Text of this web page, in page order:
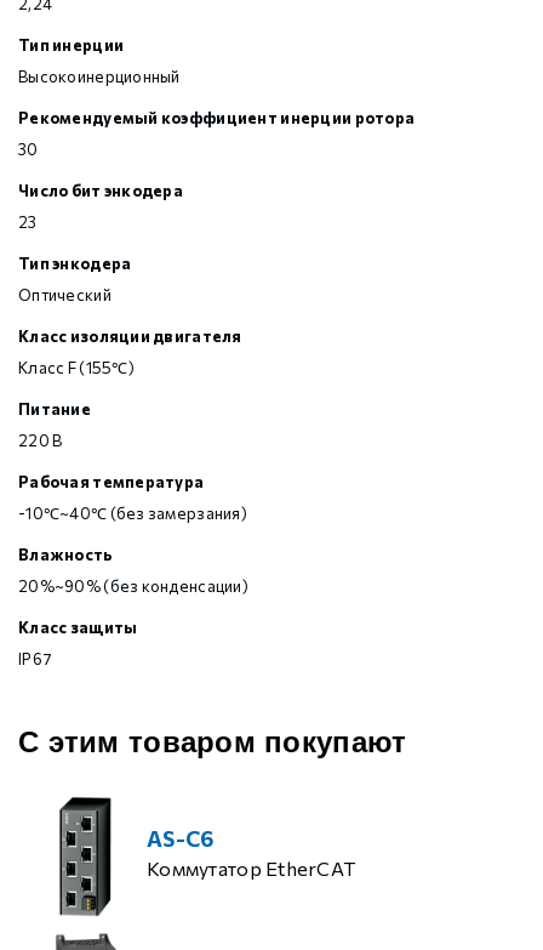
Тип инерции
Высокоинерционный
Рекомендуемый коэффициент инерции ротора
30
Число бит энкодера
23
Тип энкодера
Оптический
Класс изоляции двигателя
Класс F (155℃)
Питание
220 В
Рабочая температура
-10℃~40℃ (без замерзания)
Влажность
20%~90% (без конденсации)
Класс защиты
IP67
С этим товаром покупают
AS-C6
Коммутатор EtherCAT